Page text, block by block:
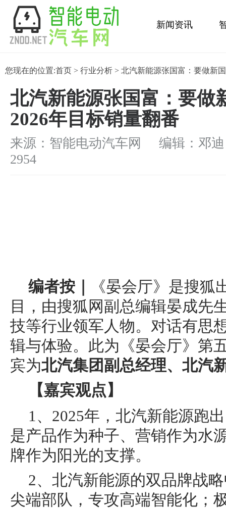
新闻资讯
您现在的位置:首页 > 行业分析 > 北汽新能源张国富：要做新
北汽新能源张国富：要做
2026年目标销量翻番
来源：智能电动汽车网 编辑：邓迪
2954
编者按｜
《晏会厅》是搜
目，由搜狐网副总编辑晏成先
技等行业领军人物。对话有思
辑与体验。此为《晏会厅》第
宾为北汽集团副总经理、北汽
【嘉宾观点】
1、2025年，北汽新能源跑
是产品作为种子、营销作为水
牌作为阳光的支撑。
2、北汽新能源的双品牌战
尖端部队，专攻高端智能化；